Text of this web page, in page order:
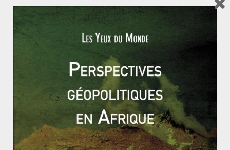
Pour aller plus loin sur la mondialisation : Ce qu’il faut
savoir sur la mondialisation(Major Prépa)